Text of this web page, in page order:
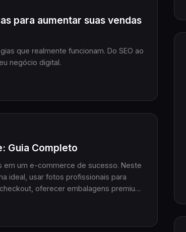
para aumentar suas vendas
que realmente funcionam. Do SEO ao
negócio digital.
Guia Completo
em um e-commerce de sucesso. Neste
ideal, usar fotos profissionais para
oferecer embalagens premium
Yes Pro Joias.